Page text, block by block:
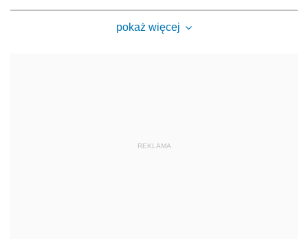
pokaż więcej
REKLAMA